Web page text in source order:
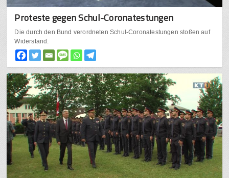
Proteste gegen Schul-Coronatestungen
Die durch den Bund verordneten Schul-Coronatestungen stoßen auf
Widerstand.